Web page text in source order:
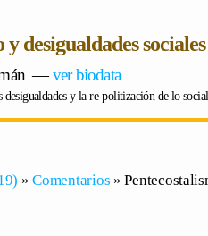
y desigualdades
―ver biodata
y la re-politización de lo
»Comentarios »